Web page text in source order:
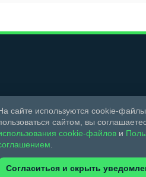
сайте используются cookie-
сайтом, вы
cookie-файлов и
Согласиться и скрыть